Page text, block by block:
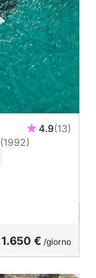
4.9(13)
(1992)
1.650 € /giorno